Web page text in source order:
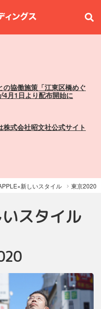
の協働施策「江東区橋めぐ
4月1日より配布開始に
株式会社昭文社公式サイト
新しいスタイル 東京2020
スタイル